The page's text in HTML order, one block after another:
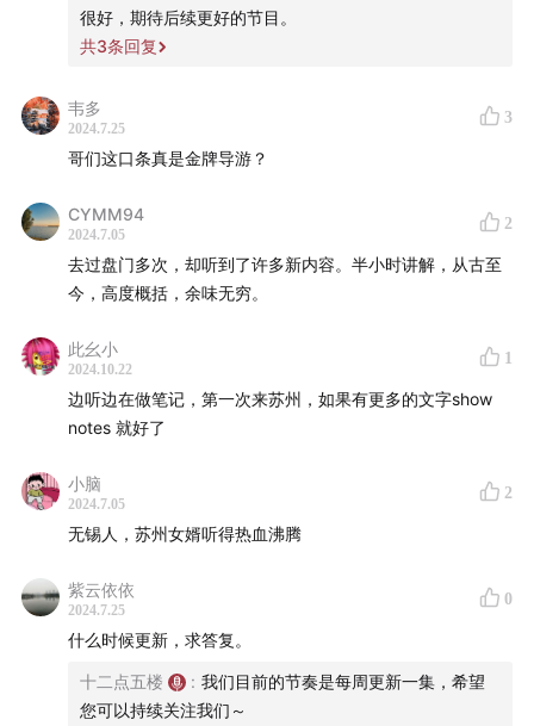
本集内容时常：30分钟
时间线
盘门水陆城门
02:45 吴门桥
泰伯庙
07:40 吴王阖闾
08:15
干将莫邪剑
卧薪尝胆
很好，期待后续更好的节目。
共3条回复
韦多
2024.7.25
3
哥们这口条真是金牌导游？
CYMM94
2024.7.05
2
去过盘门多次，却听到了许多新内容。半小时讲解，从古至
今，高度概括，余味无穷。
此幺小
2024.10.22
1
边听边在做笔记，第一次来苏州，如果有更多的文字show
notes 就好了
小脑
2024.7.05
2
无锡人，苏州女婿听得热血沸腾
紫云依依
2024.7.25
0
什么时候更新，求答复。
十二点五楼 : 我们目前的节奏是每周更新一集，希望
您可以持续关注我们～